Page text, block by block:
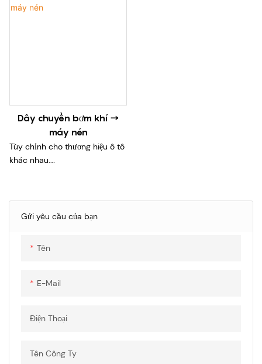
Gửi yêu cầu của bạn
Tên
E-Mail
Điện Thoại
Tên Công Ty
Dây chuyền bơm khí →
máy nén
Tùy chỉnh cho thương hiệu ô tô
khác nhau.
theo các tiêu chuẩn quốc tế
khác nhau bao gồm IEC, GB/T,